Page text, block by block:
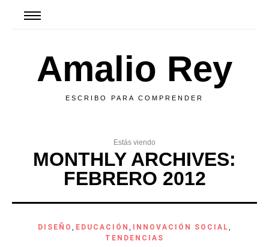
Amalio Rey
ESCRIBO PARA COMPRENDER
Estás viendo
MONTHLY ARCHIVES:
FEBRERO 2012
DISEÑO, EDUCACIÓN, INNOVACIÓN SOCIAL,
TENDENCIAS